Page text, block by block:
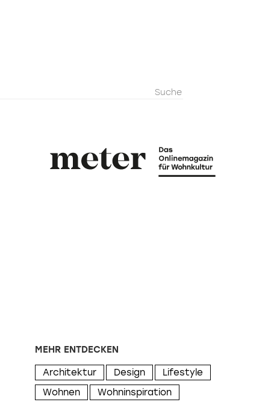
MEHR ENTDECKEN
Architektur Design
Lifestyle
Wohnen
Wohninspiration